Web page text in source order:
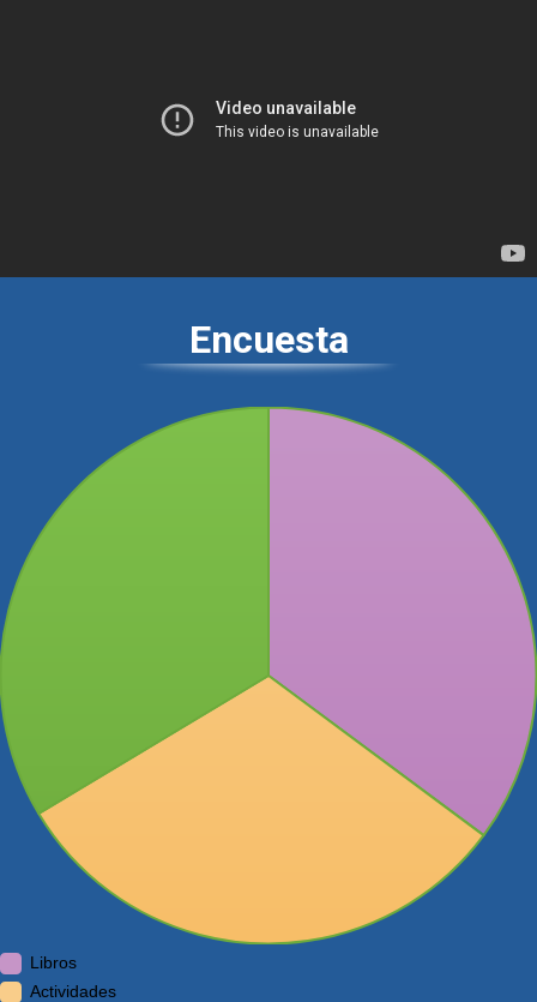
Encuesta
Libros
Actividades